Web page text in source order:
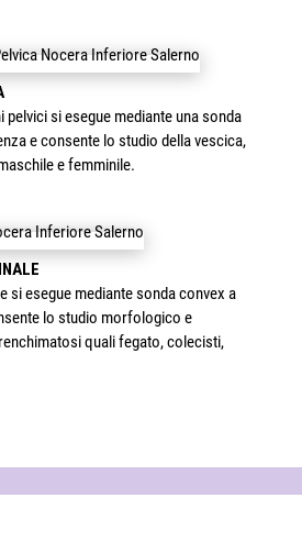
pelvici si esegue mediante una sonda
e consente lo studio della vescica,
e femminile.
si esegue mediante sonda convex a
lo studio morfologico e
quali fegato, colecisti,